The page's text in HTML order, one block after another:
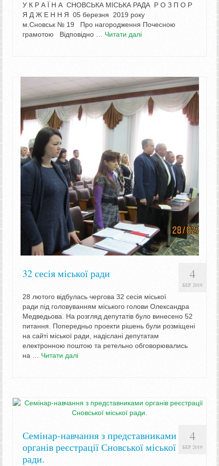
У К Р А Ї Н А СНОВСЬКА МІСЬКА РАДА Р О З П О Р
Я Д Ж Е Н Н Я 05 березня 2019 року
м.Сновськ № 19 Про нагородження Почесною
грамотою Відповідно … Читати далі
4
БЕР 2019
32 сесія міської ради
28 лютого відбулась чергова 32 сесія міської
ради під головуванням міського голови Олександра
Медведьова. На розгляд депутатів було винесено 52
питання. Попередньо проекти рішень були розміщені
на сайті міської ради, надіслані депутатам
електронною поштою та ретельно обговорювались
на … Читати далі
4
БЕР 2019
Семінар-навчання з представниками
органів реєстрації Сновської міської
ради.